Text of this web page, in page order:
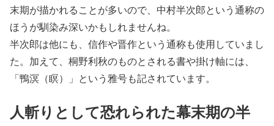
末期が描かれることが多いので、中村半次郎という通称の
ほうが馴染み深いかもしれませんね。
半次郎は他にも、信作や晋作という通称も使用していまし
た。加えて、桐野利秋のものとされる書や掛け軸には、
「鴨溟（瞑）」という雅号も記されています。
人斬りとして恐れられた幕末期の半